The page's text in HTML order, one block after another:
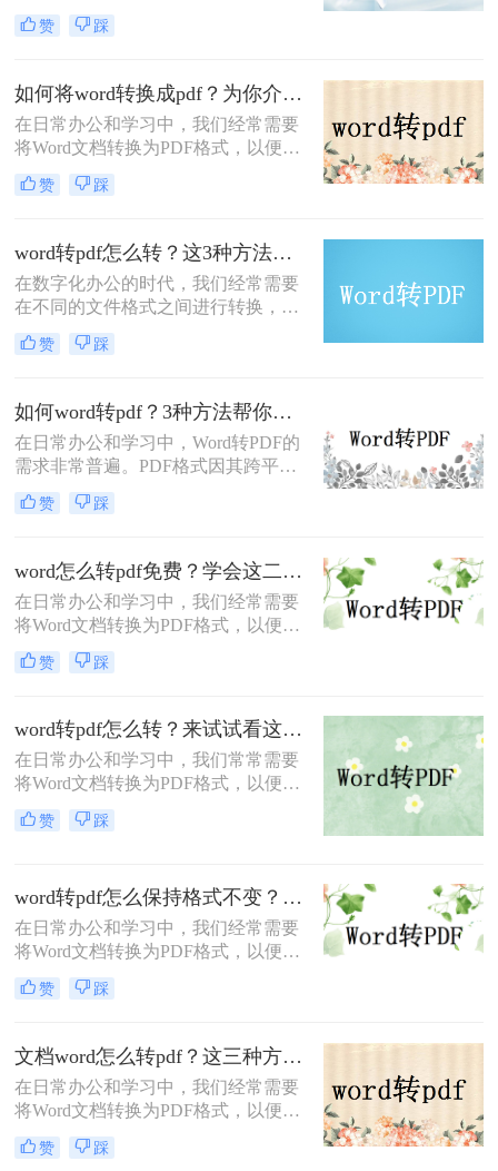
保持文档的格式一致性、防止他人修
改内容，或者方便在没有Word软件的
PDF呢？下面将详细介绍几种将Word
文档转换为PDF格式的方法，并给出
具体的操作步骤。
赞 踩
如何将word转换成pdf？为你介绍三种常见的方法！
在日常办公和学习中，我们经常需要
将Word文档转换为PDF格式，以便更
好地分享、打印或保存。PDF格式的
文件不仅能够在不同设备上保持一致
被轻易修改。那么如何将word转换成
pdf呢？下面，我将介绍三种将Word
转换为PDF的方法，帮助你轻松应对
各种转换需求。
赞 踩
word转pdf怎么转？这3种方法，任你选择！
在数字化办公的时代，我们经常需要
在不同的文件格式之间进行转换，以
满足不同的工作需求。其中，将Word
文档转换为PDF格式是一种常见的需
保持原样等优点，非常适合用于分
享、打印或存档。那么，word转pdf怎
么转呢？本文将为你详细介绍几种常
用的转换方法。
赞 踩
如何word转pdf？3种方法帮你轻松转换！
​在日常办公和学习中，Word转PDF的
需求非常普遍。PDF格式因其跨平
台、易打印和不易被篡改的特性，成
为了分享和存档文档的首选。那么如
Word转PDF的几种常用方法，帮助您
轻松实现文档格式的转换。
赞 踩
word怎么转pdf免费？学会这二个方法，一分钟就可轻松解决！
在日常办公和学习中，我们经常需要
将Word文档转换为PDF格式，以便于
分享、打印或保持文档格式的一致
性。虽然市面上有许多收费的软件和
我们也可以通过一些免费的方法轻松
实现Word到PDF的转换。那么word怎
么转pdf免费呢？本文将详细介绍几种
常见的免费转换方法，帮助您轻松应
对各种场景。
赞 踩
word转pdf怎么转？来试试看这三个方法！
在日常办公和学习中，我们常常需要
将Word文档转换为PDF格式，以便更
好地保存、分享和打印文件。PDF格
式具有跨平台、不易被篡改等特点，
文将详细介绍Word转PDF的几种方
法，帮助读者轻松实现文档格式的转
换。
赞 踩
word转pdf怎么保持格式不变？教你四种简单实用的转换方法！
在日常办公和学习中，我们经常需要
将Word文档转换为PDF格式，以便更
好地保存、分享和打印文件。然而，
在转换过程中，格式的变化常常令人
呢？下面将介绍四种有效的方法。
赞 踩
文档word怎么转pdf？这三种方法教会你！
在日常办公和学习中，我们经常需要
将Word文档转换为PDF格式，以便在
不同设备或软件上保持文档的一致性
和可读性。PDF格式具有跨平台、不
赞 踩